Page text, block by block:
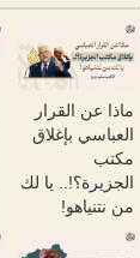
ماذا عن القرار
العباسي بإغلاق
مكتب
الجزيرة؟!.. يا لك
من نتنياهو!